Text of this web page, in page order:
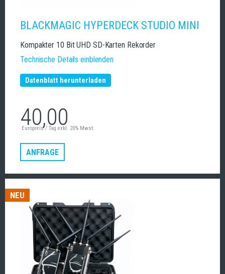
BLACKMAGIC HYPERDECK STUDIO MINI
Kompakter 10 Bit UHD SD-Karten Rekorder
Technische Details einblenden
Datenblatt herunterladen
40,00
Europreis / Tag exkl. 20% Mwst.
ANFRAGE
NEU